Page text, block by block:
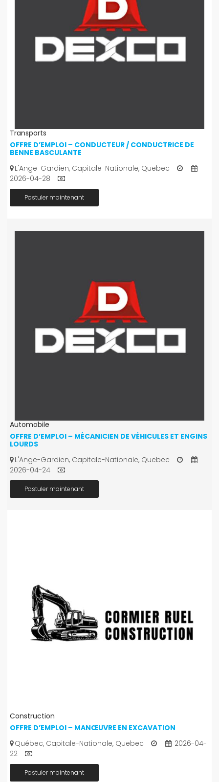
Transports
OFFRE D’EMPLOI – CONDUCTEUR / CONDUCTRICE DE
BENNE BASCULANTE
L'Ange-Gardien, Capitale-Nationale, Quebec
2026-04-28
Postuler maintenant
Automobile
OFFRE D’EMPLOI – MÉCANICIEN DE VÉHICULES ET ENGINS
LOURDS
L'Ange-Gardien, Capitale-Nationale, Quebec
2026-04-24
Postuler maintenant
Construction
OFFRE D’EMPLOI – MANŒUVRE EN EXCAVATION
Québec, Capitale-Nationale, Quebec
2026-04-
22
Postuler maintenant